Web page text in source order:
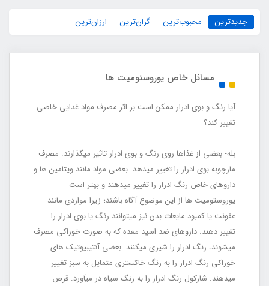
جدیدترین محبوب‌ترین گران‌ترین ارزان‌ترین
مسائل خاص یوروستومیت‏ ها
آیا رنگ و بوی ادرار ممکن است بر اثر مصرف مواد غذایی خاصی
تغییر کند؟
بله- بعضی از غذاها روی رنگ و بوی ادرار تاثیر می‏گذارند. مصرف
مارچوبه بوی ادرار را تغییر می‏دهد. بعضی مواد مانند ویتامین ‏ها و
داروهای خاص رنگ ادرار را تغییر می‏دهند و بهتر است
یوروستومیت‏ ها از این موضوع آگاه باشند؛ زیرا مواردی مانند
عفونت یا کمبود مایعات بدن نیز می‏توانند رنگ یا بوی ادرار را
تغییر دهند. داروهای ضد اسید معده که به صورت خوراکی مصرف
می‏شوند، رنگ ادرار را شیری می‏کنند. بعضی آنتی‏بیوتیک‏ های
خوراکی رنگ ادرار را به رنگ خاکستری متمایل به سبز تغییر
می‏دهند. شارکول رنگ ادرار را به رنگ سیاه در می‏آورد. قرص